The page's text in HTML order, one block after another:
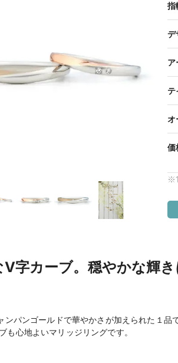
指
デ
ア
テ
オ
価
V字カーブ。穏やかな輝
ンパンゴールドで華やかさが加えられた１品で
も心地よいマリッジリングです。